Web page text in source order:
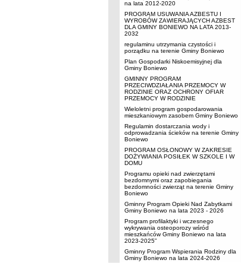
na lata 2012-2020
PROGRAM USUWANIA AZBESTU I
WYROBÓW ZAWIERAJĄCYCH AZBEST
DLA GMINY BONIEWO NA LATA 2013-
2032
regulaminu utrzymania czystości i
porządku na terenie Gminy Boniewo
Plan Gospodarki Niskoemisyjnej dla
Gminy Boniewo
GMINNY PROGRAM
PRZECIWDZIAŁANIA PRZEMOCY W
RODZINIE ORAZ OCHRONY OFIAR
PRZEMOCY W RODZINIE
Wieloletni program gospodarowania
mieszkaniowym zasobem Gminy Boniewo
Regulamin dostarczania wody i
odprowadzania ścieków na terenie Gminy
Boniewo
PROGRAM OSŁONOWY W ZAKRESIE
DOŻYWIANIA POSIŁEK W SZKOLE I W
DOMU
Programu opieki nad zwierzętami
bezdomnymi oraz zapobiegania
bezdomności zwierząt na terenie Gminy
Boniewo
Gminny Program Opieki Nad Zabytkami
Gminy Boniewo na lata 2023 - 2026
Program profilaktyki i wczesnego
wykrywania osteoporozy wśród
mieszkańców Gminy Boniewo na lata
2023-2025”
Gminny Program Wspierania Rodziny dla
Gminy Boniewo na lata 2024-2026